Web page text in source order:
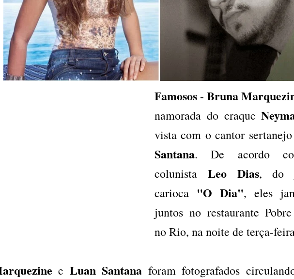
Famosos - Bruna
namorada do craque
vista com o cantor sertanejo
Santana. De acordo
colunista Leo Dias, do
carioca "O Dia", eles
juntos no restaurante
no Rio, na noite de terça-
e Luan Santana foram fotografados